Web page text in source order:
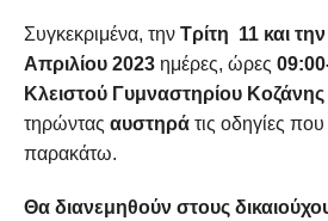
Συγκεκριμένα, την Τρίτη 11 και
Απριλίου 2023ημέρες, ώρες
Κλειστού Γυμναστηρίου
τηρώντας αυστηράτις οδηγίες που
παρακάτω.
Θα διανεμηθούν στους